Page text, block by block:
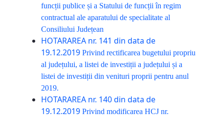
funcții publice și a Statului de funcții în regim
contractual ale aparatului de specialitate al
Consiliului Județean
HOTARAREA nr. 141 din data de
19.12.2019 Privind rectificarea bugetului propriu
al județului, a listei de investiții a județului și a
listei de investiții din venituri proprii pentru anul
2019.
HOTARAREA nr. 140 din data de
19.12.2019 Privind modificarea HCJ nr.